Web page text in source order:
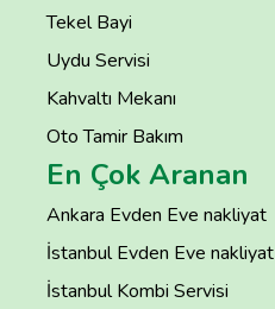
Tekel Bayi
Uydu Servisi
Kahvaltı Mekanı
Oto Tamir Bakım
En Çok Aranan
Ankara Evden Eve nakliyat
İstanbul Evden Eve nakliyat
İstanbul Kombi Servisi